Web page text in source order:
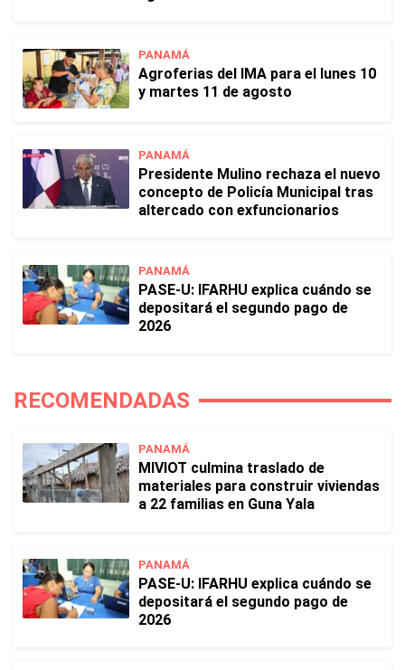
PANAMÁ
Agroferias del IMA para el lunes 10
y martes 11 de agosto
PANAMÁ
Presidente Mulino rechaza el nuevo
concepto de Policía Municipal tras
altercado con exfuncionarios
PANAMÁ
PASE-U: IFARHU explica cuándo se
depositará el segundo pago de
2026
RECOMENDADAS
PANAMÁ
MIVIOT culmina traslado de
materiales para construir viviendas
a 22 familias en Guna Yala
PANAMÁ
PASE-U: IFARHU explica cuándo se
depositará el segundo pago de
2026